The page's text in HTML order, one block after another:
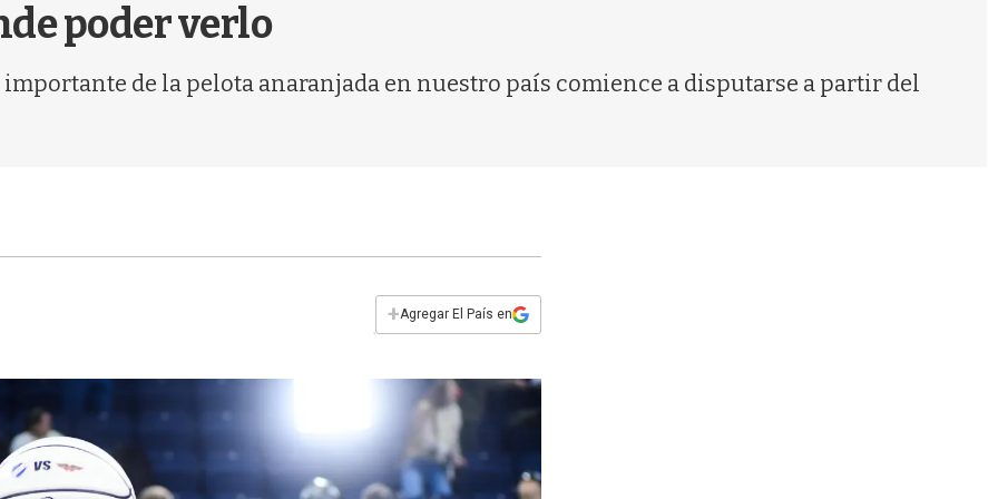
poder verlo
de la pelota anaranjada en nuestro país comience a disputarse a partir del
+Agregar El País en